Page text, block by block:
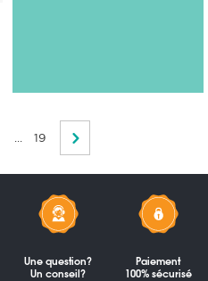
... 19
Une question?
Un conseil?
Paiement
100% sécurisé